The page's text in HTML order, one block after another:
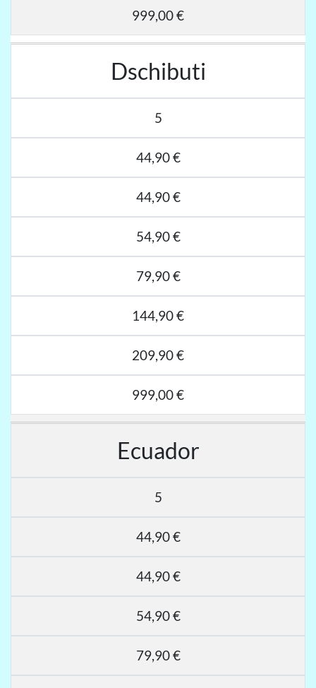
999,00 €
Dschibuti
5
44,90 €
44,90 €
54,90 €
79,90 €
144,90 €
209,90 €
999,00 €
Ecuador
5
44,90 €
44,90 €
54,90 €
79,90 €